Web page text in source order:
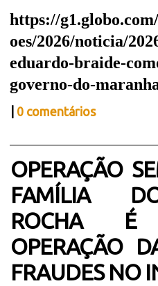
https://
oes/2026/noticia/
eduardo-braide-
governo-do-
0 comentários
OPERAÇÃO
FAMÍLIA
ROCHA
OPERAÇÃO
FRAUDES NO